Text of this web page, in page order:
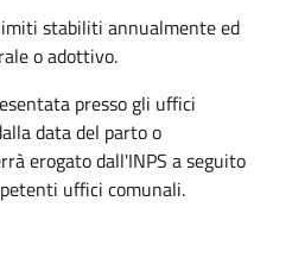
stabiliti annualmente ed
o adottivo.
presso gli uffici
data del parto o
erogato dall'INPS a seguito
uffici comunali.